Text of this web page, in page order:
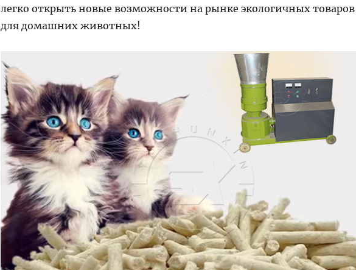
легко открыть новые возможности на рынке экологичных товаров
для домашних животных!